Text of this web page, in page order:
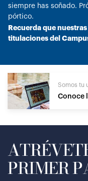
siempre has soñado.
pórtico.
Recuerda que
titulaciones del
Somos tu
Conoce
PRIMER